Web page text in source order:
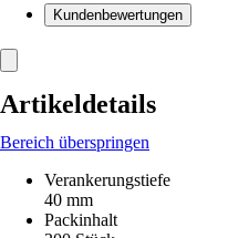
Kundenbewertungen
Artikeldetails
Bereich überspringen
Verankerungstiefe
40 mm
Packinhalt